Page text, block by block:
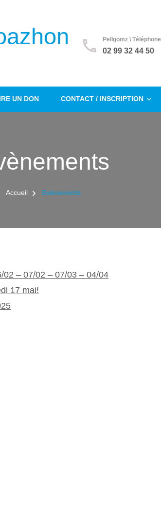
Pellgomz \ Téléphone
02 99 32 44 50
UN DON CONTACT / INSCRIPTION
Accueil Evènements
02 – 07/02 – 07/03 – 04/04
17 mai!